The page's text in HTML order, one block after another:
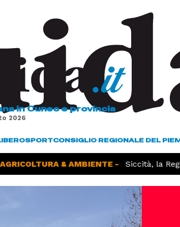
in Cuneo e provincia
2026
SPORTCONSIGLIO REGIONALE DEL
& AMBIENTE - Siccità, la